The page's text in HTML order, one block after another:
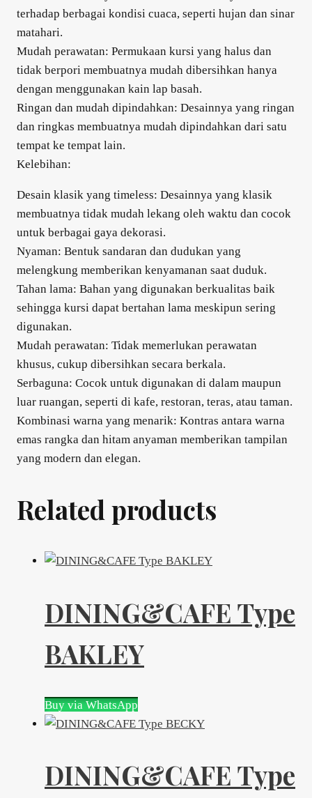
terhadap berbagai kondisi cuaca, seperti hujan dan sinar
matahari.
Mudah perawatan: Permukaan kursi yang halus dan
tidak berpori membuatnya mudah dibersihkan hanya
dengan menggunakan kain lap basah.
Ringan dan mudah dipindahkan: Desainnya yang ringan
dan ringkas membuatnya mudah dipindahkan dari satu
tempat ke tempat lain.
Kelebihan:
Desain klasik yang timeless: Desainnya yang klasik
membuatnya tidak mudah lekang oleh waktu dan cocok
untuk berbagai gaya dekorasi.
Nyaman: Bentuk sandaran dan dudukan yang
melengkung memberikan kenyamanan saat duduk.
Tahan lama: Bahan yang digunakan berkualitas baik
sehingga kursi dapat bertahan lama meskipun sering
digunakan.
Mudah perawatan: Tidak memerlukan perawatan
khusus, cukup dibersihkan secara berkala.
Serbaguna: Cocok untuk digunakan di dalam maupun
luar ruangan, seperti di kafe, restoran, teras, atau taman.
Kombinasi warna yang menarik: Kontras antara warna
emas rangka dan hitam anyaman memberikan tampilan
yang modern dan elegan.
Related products
DINING&CAFE Type
BAKLEY
Buy via WhatsApp
DINING&CAFE Type